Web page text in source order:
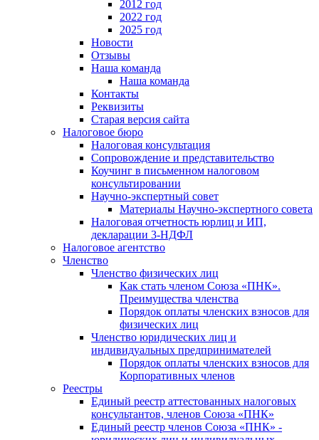
2012 год
2022 год
2025 год
Новости
Отзывы
Наша команда
Наша команда
Контакты
Реквизиты
Старая версия сайта
Налоговое бюро
Налоговая консультация
Cопровождение и представительство
Коучинг в письменном налоговом
консультировании
Научно-экспертный совет
Материалы Научно-экспертного совета
Налоговая отчетность юрлиц и ИП,
декларации 3-НДФЛ
Налоговое агентство
Членство
Членство физических лиц
Как стать членом Союза «ПНК».
Преимущества членства
Порядок оплаты членских взносов для
физических лиц
Членство юридических лиц и
индивидуальных предпринимателей
Порядок оплаты членских взносов для
Корпоративных членов
Реестры
Единый реестр аттестованных налоговых
консультантов, членов Союза «ПНК»
Единый реестр членов Союза «ПНК» -